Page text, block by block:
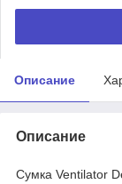
Описание
Описание
Сумка Ventilator